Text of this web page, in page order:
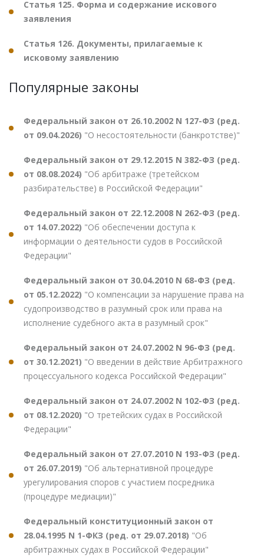
Статья 125. Форма и содержание искового
заявления
Статья 126. Документы, прилагаемые к
исковому заявлению
Популярные законы
Федеральный закон от 26.10.2002 N 127-ФЗ (ред.
от 09.04.2026) "О несостоятельности (банкротстве)"
Федеральный закон от 29.12.2015 N 382-ФЗ (ред.
от 08.08.2024) "Об арбитраже (третейском
разбирательстве) в Российской Федерации"
Федеральный закон от 22.12.2008 N 262-ФЗ (ред.
от 14.07.2022) "Об обеспечении доступа к
информации о деятельности судов в Российской
Федерации"
Федеральный закон от 30.04.2010 N 68-ФЗ (ред.
от 05.12.2022) "О компенсации за нарушение права на
судопроизводство в разумный срок или права на
исполнение судебного акта в разумный срок"
Федеральный закон от 24.07.2002 N 96-ФЗ (ред.
от 30.12.2021) "О введении в действие Арбитражного
процессуального кодекса Российской Федерации"
Федеральный закон от 24.07.2002 N 102-ФЗ (ред.
от 08.12.2020) "О третейских судах в Российской
Федерации"
Федеральный закон от 27.07.2010 N 193-ФЗ (ред.
от 26.07.2019) "Об альтернативной процедуре
урегулирования споров с участием посредника
(процедуре медиации)"
Федеральный конституционный закон от
28.04.1995 N 1-ФКЗ (ред. от 29.07.2018) "Об
арбитражных судах в Российской Федерации"